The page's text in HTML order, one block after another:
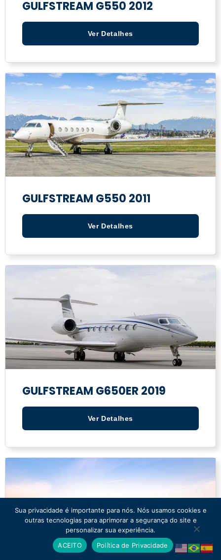
GULFSTREAM G550 2012
Ver Detalhes
GULFSTREAM G550 2011
Ver Detalhes
GULFSTREAM G650ER 2019
Ver Detalhes
Sua privacidade é importante para nós. Nós usamos cookies e
outras tecnologias para aprimorar a segurança do site e
personalizar sua experiência.
ACEITO
Política de Privacidade